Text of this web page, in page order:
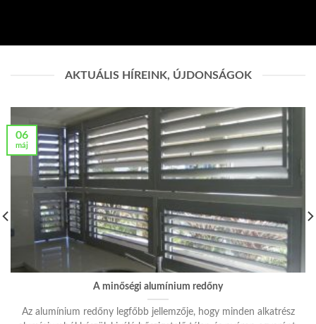
AKTUÁLIS HÍREINK, ÚJDONSÁGOK
A minőségi alumínium redőny
Az alumínium redőny legfőbb jellemzője, hogy minden alkatrész
06
máj